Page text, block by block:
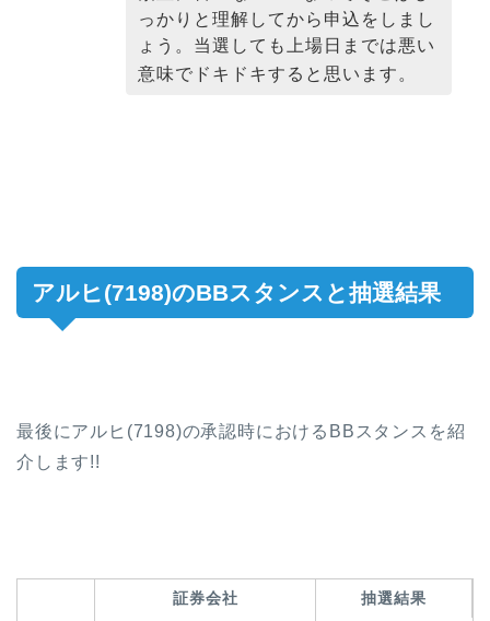
っかりと理解してから申込をしまし
ょう。当選しても上場日までは悪い
意味でドキドキすると思います。
アルヒ(7198)のBBスタンスと抽選結果
最後にアルヒ(7198)の承認時におけるBBスタンスを紹
介します!!
証券会社 抽選結果